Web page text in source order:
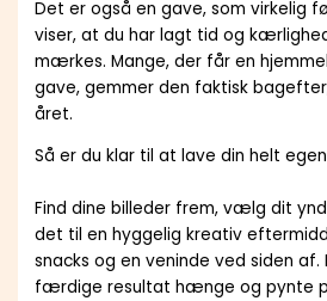
Det er også en gave, som virkelig
viser, at du har lagt tid og
mærkes. Mange, der får en
gave, gemmer den faktisk
året.
Så er du klar til at lave din helt
Find dine billeder frem, vælg dit
det til en hyggelig kreativ
snacks og en veninde ved siden
færdige resultat hænge og pynte